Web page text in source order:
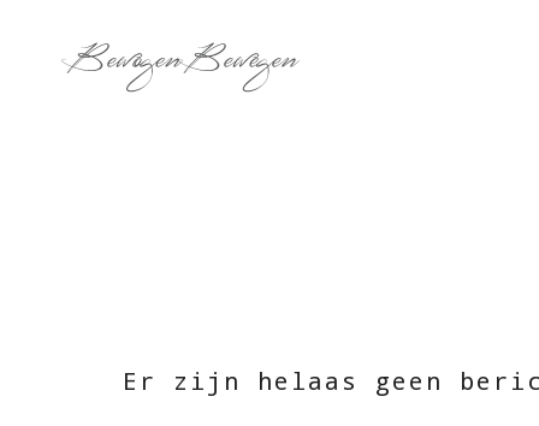
Er zijn helaas geen